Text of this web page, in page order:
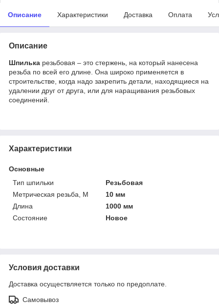
Описание Характеристики Доставка Оплата
Описание
Шпилька резьбовая – это стержень, на который нанесена
резьба по всей его длине. Она широко применяется в
строительстве, когда надо закрепить детали, находящиеся на
удалении друг от друга, или для наращивания резьбовых
соединений.
Характеристики
Основные
Тип шпильки
Резьбовая
Метрическая резьба, М
10 мм
Длина
1000 мм
Состояние
Новое
Условия доставки
Доставка осуществляется только по предоплате.
Самовывоз